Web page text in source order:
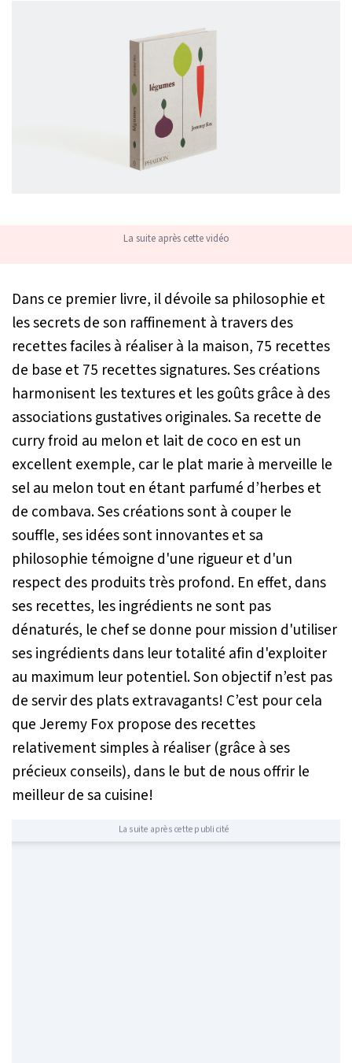
La suite après cette vidéo
Dans ce premier livre, il dévoile sa philosophie et
les secrets de son raffinement à travers des
recettes faciles à réaliser à la maison, 75 recettes
de base et 75 recettes signatures. Ses créations
harmonisent les textures et les goûts grâce à des
associations gustatives originales. Sa recette de
curry froid au melon et lait de coco en est un
excellent exemple, car le plat marie à merveille le
sel au melon tout en étant parfumé d’herbes et
de combava. Ses créations sont à couper le
souffle, ses idées sont innovantes et sa
philosophie témoigne d'une rigueur et d'un
respect des produits très profond. En effet, dans
ses recettes, les ingrédients ne sont pas
dénaturés, le chef se donne pour mission d'utiliser
ses ingrédients dans leur totalité afin d'exploiter
au maximum leur potentiel. Son objectif n’est pas
de servir des plats extravagants! C’est pour cela
que Jeremy Fox propose des recettes
relativement simples à réaliser (grâce à ses
précieux conseils), dans le but de nous offrir le
meilleur de sa cuisine!
La suite après cette publicité